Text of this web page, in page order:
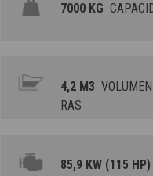
7000 KG
4,2 M3
RAS
85,9 KW (115 HP)